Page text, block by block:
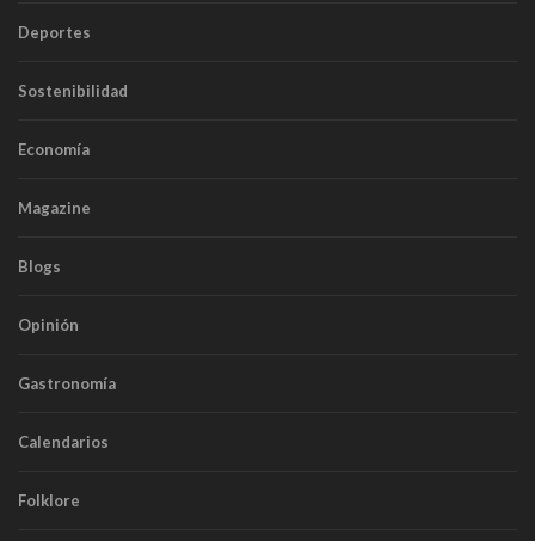
Deportes
Sostenibilidad
Economía
Magazine
Blogs
Opinión
Gastronomía
Calendarios
Folklore